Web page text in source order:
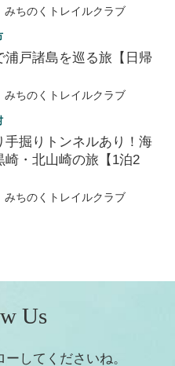
みちのくトレイルクラブ
浦戸諸島を巡る旅【日帰
みちのくトレイルクラブ
手掘りトンネルあり！海
崎・北山崎の旅【1泊2
みちのくトレイルクラブ
Us
してくださいね。